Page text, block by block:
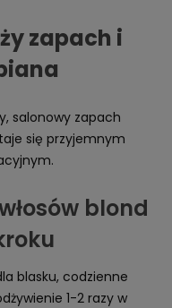
zapach i
salonowy zapach
się przyjemnym
blond
blasku, codzienne
1-2 razy w